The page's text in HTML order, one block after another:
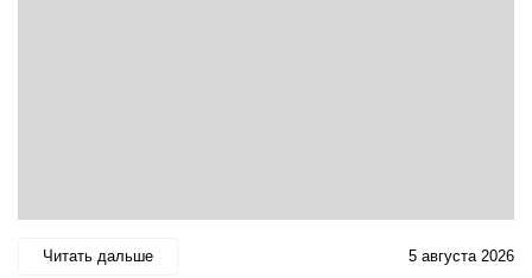
Читать дальше 5 августа 2026